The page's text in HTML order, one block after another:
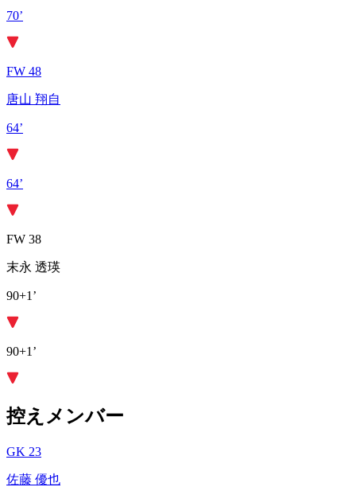
70’
FW 48
唐山 翔自
64’
64’
FW 38
末永 透瑛
90+1’
90+1’
控えメンバー
GK 23
佐藤 優也